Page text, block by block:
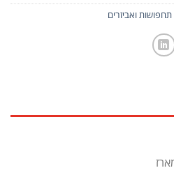
תחפושות ואביזרים